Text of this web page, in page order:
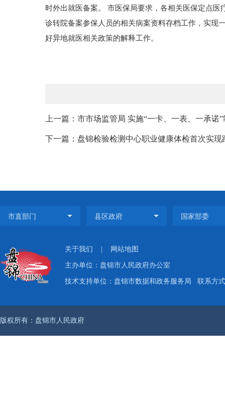
时外出就医备案。 市医保局要求，各相关医保定点
诊转院备案参保人员的相关病案资料存档工作，实现
好异地就医相关政策的解释工作。
上一篇：市市场监管局 实施“一卡、一表、一承诺
下一篇：盘锦检验检测中心职业健康体检首次实现
关于我们 网站地图
主办单位：盘锦市人民政府办公室
技术支持单位：盘锦市数据和政务服务局 联系方
版权所有：盘锦市人民政府